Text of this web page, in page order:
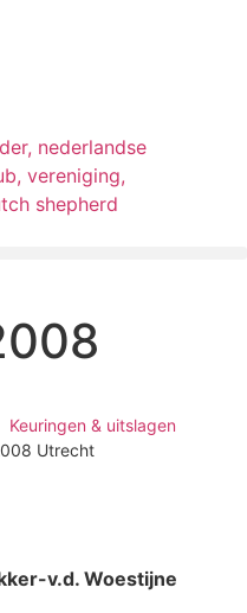
Keuringen & uitslagen
Utrecht
v.d. Woestijne